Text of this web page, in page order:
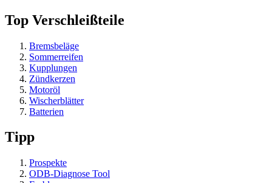
Top Verschleißteile
Bremsbeläge
Sommerreifen
Kupplungen
Zündkerzen
Motoröl
Wischerblätter
Batterien
Tipp
Prospekte
ODB-Diagnose Tool